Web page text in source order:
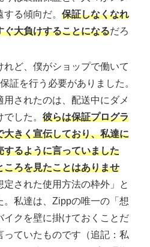
する傾向だ。保証しなくなれ
ぐ大負けすることになるだろ
れど、僕がショップで働いて
証を行う必要がありました。
されたのは、配送中にダメ
でした。彼らは保証プログラ
大きく宣伝しており、私達に
するように言っていました
ころを見たことはありませ
定された使用方法の枠外」と
。私達は、Zippの唯一の「想
イクを壁に掛けておくことだ
っていたものです（追記：私